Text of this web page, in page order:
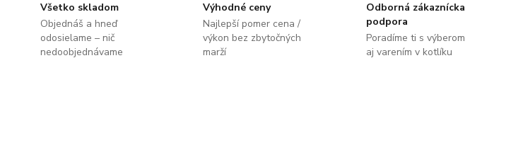
Všetko skladom
Objednáš a hneď
odosielame – nič
nedoobjednávame
Výhodné ceny
Najlepší pomer cena /
výkon bez zbytočných
marží
Odborná zákaznícka
podpora
Poradíme ti s výberom
aj varením v kotlíku